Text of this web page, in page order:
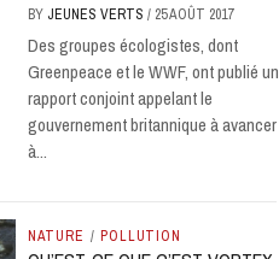
BY JEUNES VERTS / 25 AOÛT 2017
Des groupes écologistes, dont
Greenpeace et le WWF, ont publié un
rapport conjoint appelant le
gouvernement britannique à avancer
à...
NATURE / POLLUTION